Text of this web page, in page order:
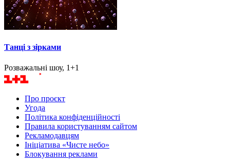
Танці з зірками
Розважальні шоу, 1+1
Про проєкт
Угода
Політика конфіденційності
Правила користуванням сайтом
Рекламодавцям
Ініціатива «Чисте небо»
Блокування реклами